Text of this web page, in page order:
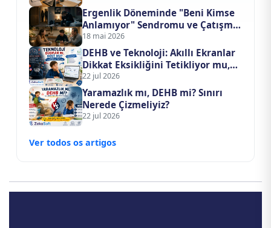
Değişir?
Ergenlik Döneminde "Beni Kimse
Anlamıyor" Sendromu ve Çatışma
Çözme Yöntemleri
18 mai 2026
DEHB ve Teknoloji: Akıllı Ekranlar
Dikkat Eksikliğini Tetikliyor mu,
Tedavi mi Ediyor?
22 jul 2026
Yaramazlık mı, DEHB mi? Sınırı
Nerede Çizmeliyiz?
22 jul 2026
Ver todos os artigos